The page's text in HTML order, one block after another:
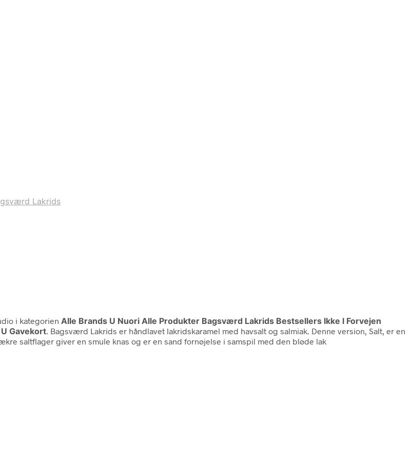
Lakrids
i kategorien Alle Brands U Nuori Alle Produkter Bagsværd Lakrids Bestsellers Ikke I Forvejen
Gavekort . Bagsværd Lakrids er håndlavet lakridskaramel med havsalt og salmiak. Denne version, Salt, er en
saltflager giver en smule knas og er en sand fornøjelse i samspil med den bløde lak